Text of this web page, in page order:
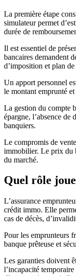
La première étape
simulateur permet
durée de
Il est essentiel de
bancaires demandent
d’imposition et plan
Un apport personnel
le montant emprunté
La gestion du compte
épargne, l’absence de
banquiers.
Le compromis de
immobilier. Le prix du
du marché.
Quel rôle
L’assurance
crédit immo. Elle
cas de décès,
Pour les emprunteurs
banque prêteuse et
Les garanties doivent
l’incapacité